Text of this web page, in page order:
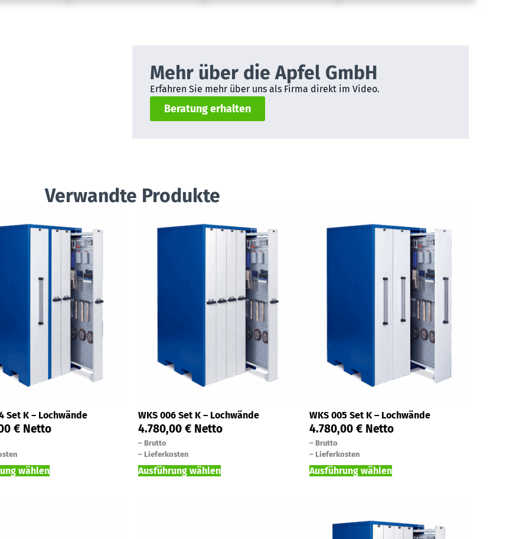
Mehr über die Apfel GmbH
Erfahren Sie mehr über uns als Firma direkt im Video.
Beratung erhalten
Verwandte Produkte
Set K – Lochwände
€ Netto
wählen
WKS 006 Set K – Lochwände
4.780,00 € Netto
– Brutto
– Lieferkosten
Ausführung wählen
WKS 005 Set K – Lochwände
4.780,00 € Netto
– Brutto
– Lieferkosten
Ausführung wählen